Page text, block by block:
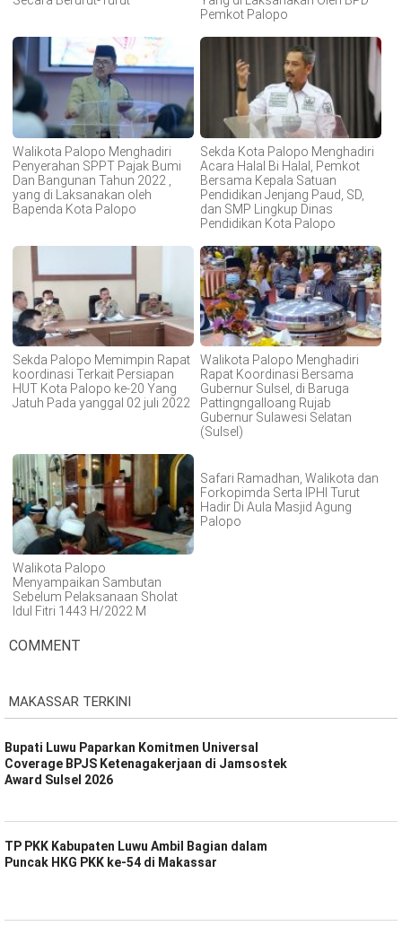
Pemkot Palopo
Walikota Palopo Menghadiri
Penyerahan SPPT Pajak Bumi
Dan Bangunan Tahun 2022 ,
yang di Laksanakan oleh
Bapenda Kota Palopo
Sekda Kota Palopo Menghadiri
Acara Halal Bi Halal, Pemkot
Bersama Kepala Satuan
Pendidikan Jenjang Paud, SD,
dan SMP Lingkup Dinas
Pendidikan Kota Palopo
Sekda Palopo Memimpin Rapat
koordinasi Terkait Persiapan
HUT Kota Palopo ke-20 Yang
Jatuh Pada yanggal 02 juli 2022
Walikota Palopo Menghadiri
Rapat Koordinasi Bersama
Gubernur Sulsel, di Baruga
Pattingngalloang Rujab
Gubernur Sulawesi Selatan
(Sulsel)
Walikota Palopo
Menyampaikan Sambutan
Sebelum Pelaksanaan Sholat
Idul Fitri 1443 H/2022 M
Safari Ramadhan, Walikota dan
Forkopimda Serta IPHI Turut
Hadir Di Aula Masjid Agung
Palopo
COMMENT
MAKASSAR TERKINI
Bupati Luwu Paparkan Komitmen Universal
Coverage BPJS Ketenagakerjaan di Jamsostek
Award Sulsel 2026
TP PKK Kabupaten Luwu Ambil Bagian dalam
Puncak HKG PKK ke-54 di Makassar